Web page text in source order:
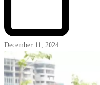
December 11, 2024